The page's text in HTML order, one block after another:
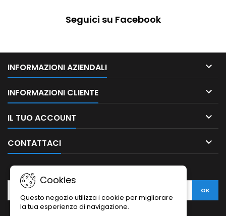
Seguici su Facebook
INFORMAZIONI AZIENDALI 
INFORMAZIONI CLIENTE 
IL TUO ACCOUNT 
CONTATTACI 
Cookies
Questo negozio utilizza i cookie per migliorare
la tua esperienza di navigazione.
NEWSLETTER